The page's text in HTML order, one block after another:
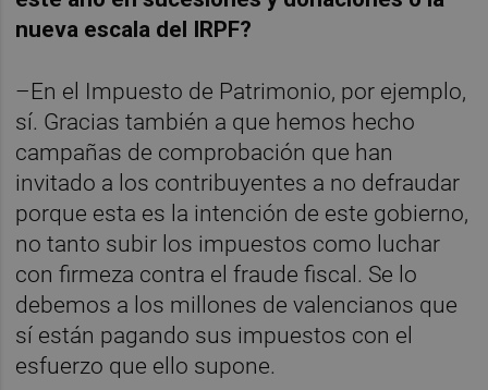
nueva escala del IRPF?
–En el Impuesto de Patrimonio, por ejemplo,
sí. Gracias también a que hemos hecho
campañas de comprobación que han
invitado a los contribuyentes a no defraudar
porque esta es la intención de este gobierno,
no tanto subir los impuestos como luchar
con firmeza contra el fraude fiscal. Se lo
debemos a los millones de valencianos que
sí están pagando sus impuestos con el
esfuerzo que ello supone.